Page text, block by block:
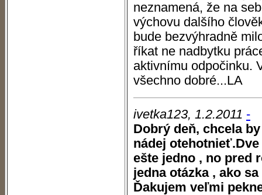
neznamená, že na
výchovu dalšího
bude bezvýhradně
říkat ne nadbytku
aktivnímu odpočinku.
všechno dobré...LA
ivetka123, 1.2.2011 -
Dobrý deň, chcela
nádej
ešte jedno , no pred
jedna otázka , ako
Ďakujem veľmi